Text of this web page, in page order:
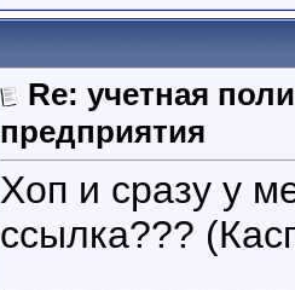
Re: учетная
предприятия
Хоп и сразу у
ссылка???